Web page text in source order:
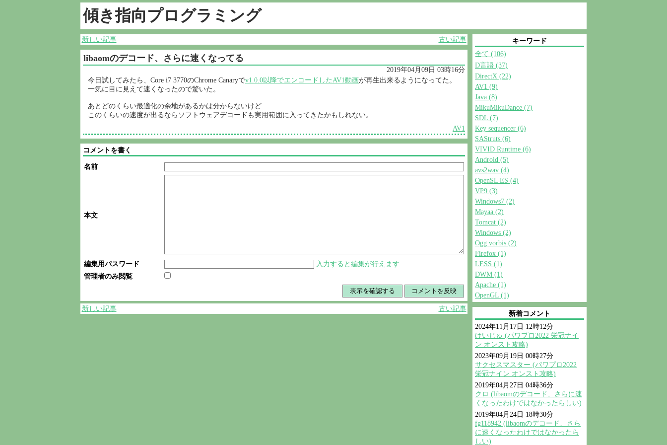
傾き指向プログラミング
新しい記事 古い記事
libaomのデコード、さらに速くなってる
2019年04月09日 03時16分
今日試してみたら、Core i7 3770のChrome Canaryでv1.0.0以降でエンコードしたAV1動画が再生出来るようになってた。
一気に目に見えて速くなったので驚いた。
あとどのくらい最適化の余地があるかは分からないけど
このくらいの速度が出るならソフトウェアデコードも実用範囲に入ってきたかもしれない。
AV1
コメントを書く
名前
本文
編集用パスワード
入力すると編集が行えます
管理者のみ閲覧
新しい記事 古い記事
キーワード
全て (106)
D言語 (37)
DirectX (22)
AV1 (9)
Java (8)
MikuMikuDance (7)
SDL (7)
Key sequencer (6)
SAStruts (6)
VIVID Runtime (6)
Android (5)
avs2wav (4)
OpenSL ES (4)
VP9 (3)
Windows7 (2)
Mayaa (2)
Tomcat (2)
Windows (2)
Ogg vorbis (2)
Firefox (1)
LESS (1)
DWM (1)
Apache (1)
OpenGL (1)
新着コメント
2024年11月17日 12時12分
けいじゅ (パワプロ2022 栄冠ナイ
ン オンスト攻略)
2023年09月19日 00時27分
サクセスマスター (パワプロ2022
栄冠ナイン オンスト攻略)
2019年04月27日 04時36分
クロ (libaomのデコード、さらに速
くなったわけではなかったらしい)
2019年04月24日 18時30分
fg118942 (libaomのデコード、さら
に速くなったわけではなかったら
しい)